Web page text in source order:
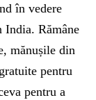
în vedere
Rămâne
mănușile din
pentru
pentru a